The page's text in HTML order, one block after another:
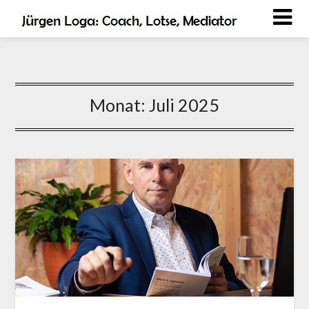
Monat: Juli 2025